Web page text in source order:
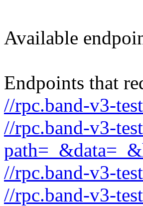
Available
Endpoints that
//rpc.band-v3-
//rpc.band-v3-
//rpc.band-v3-
//rpc.band-v3-